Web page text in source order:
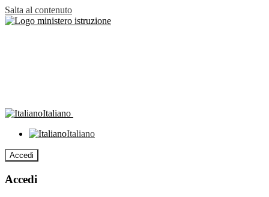
Salta al contenuto
Italiano
Italiano
Accedi
Accedi